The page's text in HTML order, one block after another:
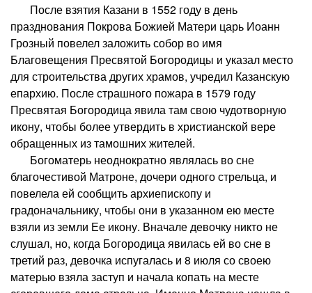
После взятия Казани в 1552 году в день
празднования Покрова Божией Матери царь Иоанн
Грозный повелел заложить собор во имя
Благовещения Пресвятой Богородицы и указал место
для строительства других храмов, учредил Казанскую
епархию. После страшного пожара в 1579 году
Пресвятая Богородица явила там свою чудотворную
икону, чтобы более утвердить в христианской вере
обращенных из тамошних жителей.
Богоматерь неоднократно являлась во сне
благочестивой Матроне, дочери одного стрельца, и
повелела ей сообщить архиепископу и
градоначальнику, чтобы они в указанном ею месте
взяли из земли Ее икону. Вначале девочку никто не
слушал, но, когда Богородица явилась ей во сне в
третий раз, девочка испугалась и 8 июля со своею
матерью взяла заступ и начала копать на месте